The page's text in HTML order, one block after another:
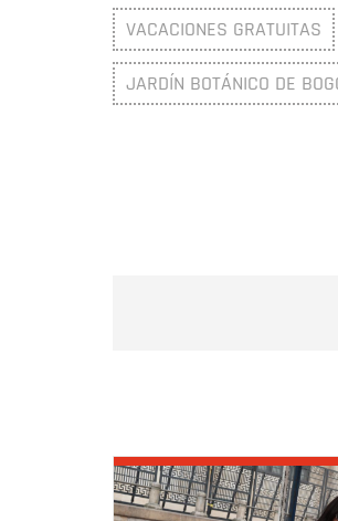
VACACIONES GRATUITAS
JARDÍN BOTÁNICO DE